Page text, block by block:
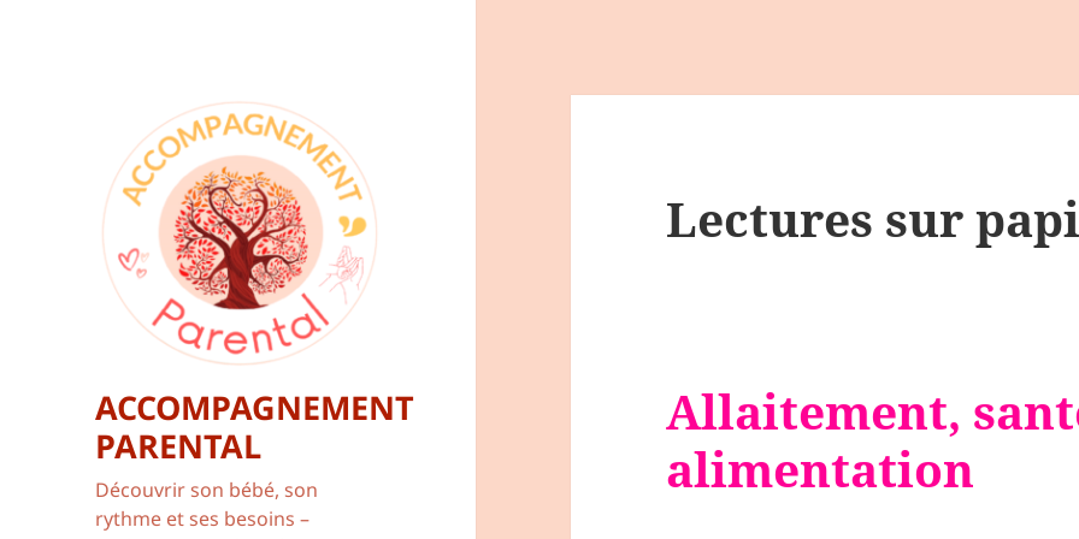
ACCOMPAGNEMENT
PARENTAL
Découvrir son bébé, son
rythme et ses besoins –
Lectures sur
Allaitement,
alimentation